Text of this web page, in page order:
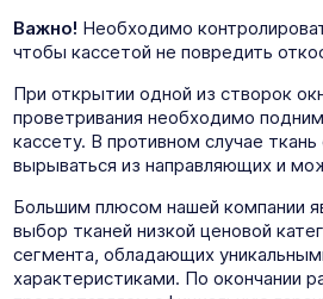
Важно! Необходимо
чтобы кассетой не повредить
При открытии одной из створок
проветривания необходимо
кассету. В противном случае
вырываться из направляющих и
Большим плюсом нашей компании
выбор тканей низкой ценовой
сегмента, обладающих
характеристиками. По окончании